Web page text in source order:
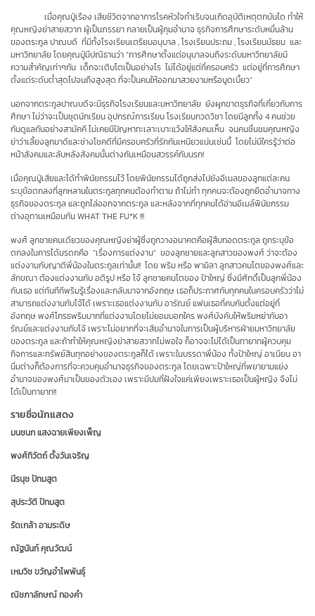
เมื่อคุณปู่เรือง เสียชีวิตจากอาการโรคหัวใจกำเริบจนเกิดอุบัติเหตุตกบันได ทำให้
คุณหญิงย่าสายสวาท ผู้เป็นภรรยา กลายเป็นผู้กุมอำนาจ ธุรกิจการศึกษาระดับหมื่นล้าน
ของตระกูล ปาณบดี ที่มีทั้งโรงเรียนเตรียมอนุบาล , โรงเรียนประถม , โรงเรียนมัธยม และ
มหาวิทยาลัย โดยคุณปู่มีปณิธานว่า “การศึกษาตั้งแต่อนุบาลจนถึงระดับมหาวิทยาลัยมี
ความสำคัญเท่าๆกัน เด็กจะเติบโตเป็นอย่างไร ไม่ได้อยู่แต่ที่ครอบครัว แต่อยู่ที่การศึกษา
ตั้งแต่ระดับต่ำสุดไปจนถึงสูงสุด ที่จะปั้นคนให้ออกมาสวยงามหรือบูดเบี้ยว”
นอกจากตระกูลปาณบดีจะมีธุรกิจโรงเรียนและมหาวิทยาลัย ยังผูกขาดธุรกิจที่เกี่ยวกับการ
ศึกษา ไม่ว่าจะเป็นชุดนักเรียน อุปกรณ์การเรียน โรงเรียนกวดวิชา โดยมีลูกทั้ง 4 คนช่วย
กันดูแลกันอย่างสามัคคี ไม่เคยมีปัญหาทะเลาะเบาะแว้งให้สังคมเห็น จนคนชื่นชมคุณหญิง
ย่าว่าเลี้ยงลูกมาดีและช่างโชคดีที่มีครอบครัวที่รักกันเหนียวแน่นเช่นนี้ โดยไม่มีใครรู้ว่าต่อ
หน้าสังคมและลับหลังสังคมนั้นต่างกันเหมือนสวรรค์กับนรก!
เมื่อคุณปู่เสียและได้ทำพินัยกรรมไว้ โดยพินัยกรรมได้ถูกส่งไปยังอีเมลของลูกแต่ละคน
ระบุข้อตกลงที่ลูกหลานในตระกูลทุกคนต้องทำตาม ถ้าไม่ทำ ทุกคนจะต้องถูกยึดอำนาจทาง
ธุรกิจของตระกูล และถูกไล่ออกจากตระกูล และหลังจากที่ทุกคนได้อ่านอีเมล์พินัยกรรม
ต่างอุทานเหมือนกัน WHAT THE FU*K !!!
พงศ์ ลูกชายคนเดียวของคุณหญิงย่าผู้ซึ่งถูกวางอนาคตคือผู้สืบทอดตระกูล ถูกระบุข้อ
ตกลงในการได้มรดกคือ “เรื่องการแต่งงาน” ของลูกชายและลูกสาวของพงศ์ ว่าจะต้อง
แต่งงานกับญาติพี่น้องในตระกูลเท่านั้น!! โดย พริม หรือ พามิลา ลูกสาวคนโตของพงศ์และ
ลักขณา ต้องแต่งงานกับ อติรูป หรือ โจ้ ลูกชายคนโตของ ป้าใหญ่ ซึ่งมีศักดิ์เป็นลูกพี่น้อง
กับเธอ แต่ทันทีทีพริมรู้เรื่องและกลับมาจากอังกฤษ เธอก็ประกาศกับทุกคนในครอบครัวว่าไม่
สามารถแต่งงานกับโจ้ได้ เพราะเธอแต่งงานกับ อารัณย์ แฟนเธอที่คบกันตั้งแต่อยู่ที่
อังกฤษ พงศ์โกรธพริมมากที่แต่งงานโดยไม่ยอมบอกใคร พงศ์บังคับให้พริมหย่ากับอา
รัณย์และแต่งงานกับโจ้ เพราะไม่อยากที่จะเสียอำนาจในการเป็นผู้บริหารฝ่ายมหาวิทยาลัย
ของตระกูล และถ้าทำให้คุณหญิงย่าสายสวาทไม่พอใจ ก็อาจจะไม่ได้เป็นทายาทผู้ควบคุม
กิจการและทรัพย์สินทุกอย่างของตระกูลก็ได้ เพราะในบรรดาพี่น้อง ทั้งป้าใหญ่ อาเนียน อา
นิ่มต่างก็ต้องการที่จะควบคุมอำนาจธุรกิจของตระกูล โดยเฉพาะป้าใหญ่ที่พยายามแย่ง
อำนาจของพงศ์มาเป็นของตัวเอง เพราะมีปมที่ฝังใจแค่เพียงเพราะเธอเป็นผู้หญิง จึงไม่
ได้เป็นทายาท!!
รายชื่อนักแสดง
มนชนก แสงฉายเพียงเพ็ญ
พงศ์ทิวัตถ์ ตั้งวันเจริญ
นีรนุช ปัทมสูต
สุประวัติ ปัทมสูต
รัดเกล้า อามระดิษ
ณัฐนันท์ คุณวัฒน์
เหมวิช ขวัญอำไพพันธุ์
ณิชภาลักษณ์ ทองคำ